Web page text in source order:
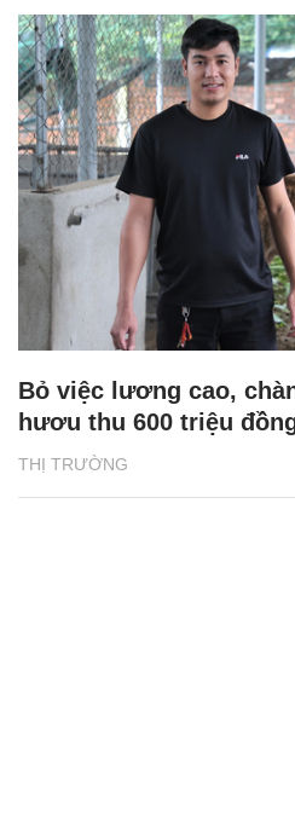
THỊ TRƯỜNG
Bỏ việc lương cao,
hươu thu 600 triệu